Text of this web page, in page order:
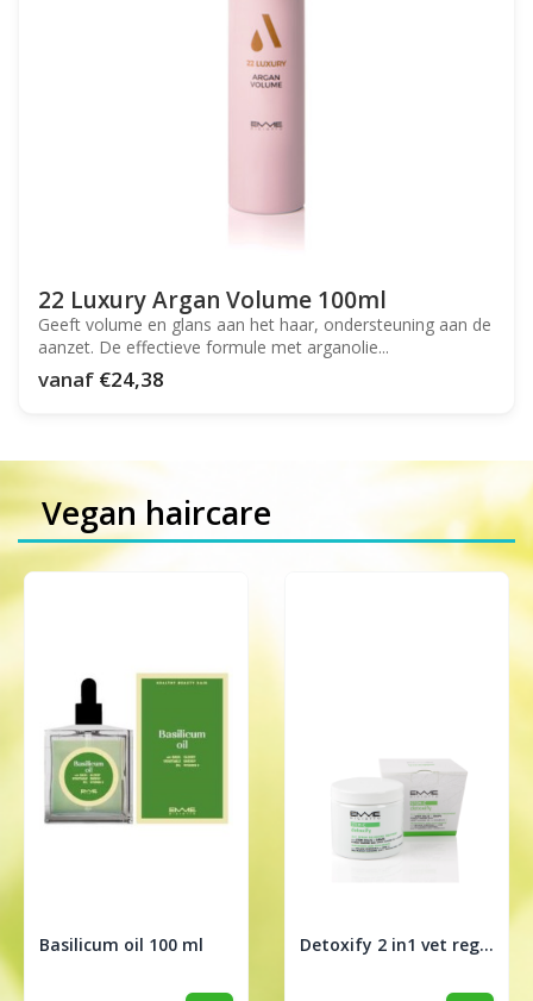
22 Luxury Argan Volume 100ml
Geeft volume en glans aan het haar, ondersteuning aan de
aanzet. De effectieve formule met arganolie...
vanaf €24,38
Vegan haircare
Basilicum oil 100 ml Detoxify 2 in1 vet regulerende treatment 200ml